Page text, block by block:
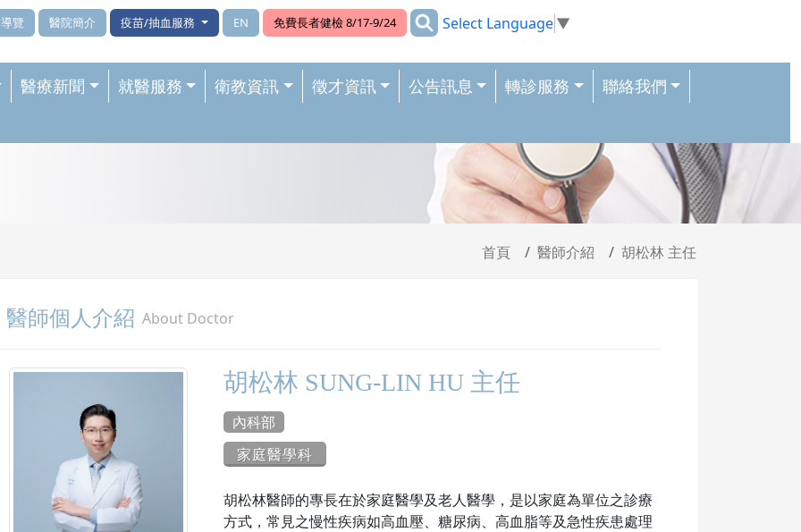
覽 醫院簡介 疫苗/抽血服務 EN 免費長者健檢 8/17-9/24 ::: Select Language ▼
醫療新聞 就醫服務 衛教資訊 徵才資訊 公告訊息 轉診服務 聯絡我們
首頁 醫師介紹 胡松林 主任
醫師個人介紹 About Doctor
胡松林 SUNG-LIN HU 主任
內科部
家庭醫學科
胡松林醫師的專長在於家庭醫學及老人醫學，是以家庭為單位之診療
方式，常見之慢性疾病如高血壓、糖尿病、高血脂等及急性疾患處理